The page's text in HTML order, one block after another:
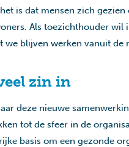
is dat mensen zich
Als toezichthouder wil
we blijven werken vanuit de
zin in
deze nieuwe
tot de sfeer in de
basis om een gezonde